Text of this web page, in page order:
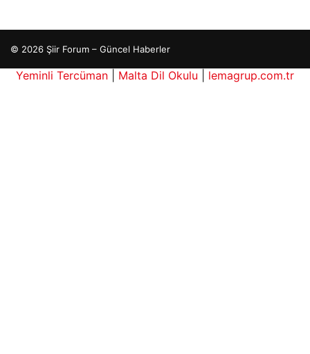
© 2026 Şiir Forum – Güncel Haberler
Yeminli Tercüman Malta Dil Okulu
lemagrup.com.tr